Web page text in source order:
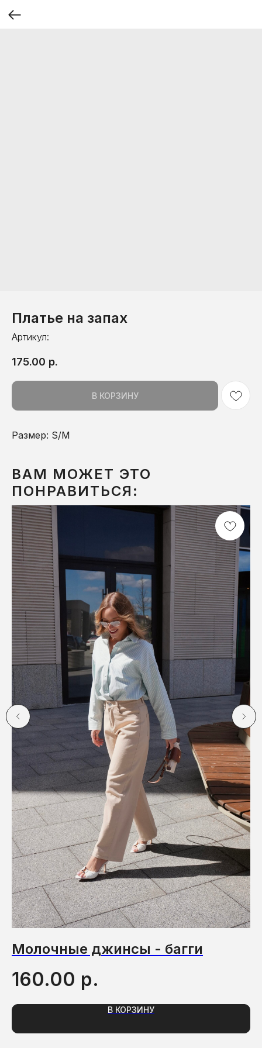
Платье на запах
Артикул:
175.00 р.
В КОРЗИНУ
Размер: S/M
ВАМ МОЖЕТ ЭТО
ПОНРАВИТЬСЯ:
Молочные джинсы - багги
160.00 р.
В КОРЗИНУ